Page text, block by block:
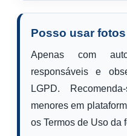
Posso usar
Apenas com
responsáveis e
LGPD.
menores em
os Termos de Uso da